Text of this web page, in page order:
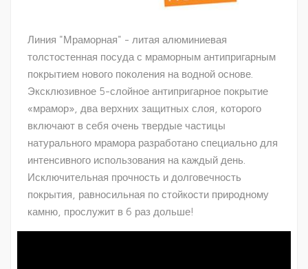
Линия "Мраморная" - литая алюминиевая
толстостенная посуда с мраморным антипригарным
покрытием нового поколения на водной основе.
Эксклюзивное 5-слойное антипригарное покрытие
«мрамор», два верхних защитных слоя, которого
включают в себя очень твердые частицы
натурального мрамора разработано специально для
интенсивного использования на каждый день.
Исключительная прочность и долговечность
покрытия, равносильная по стойкости природному
камню, прослужит в 6 раз дольше!